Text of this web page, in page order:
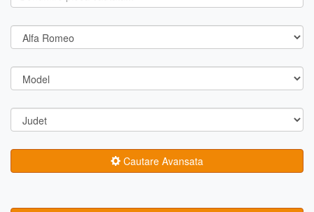
Cautare Avansata